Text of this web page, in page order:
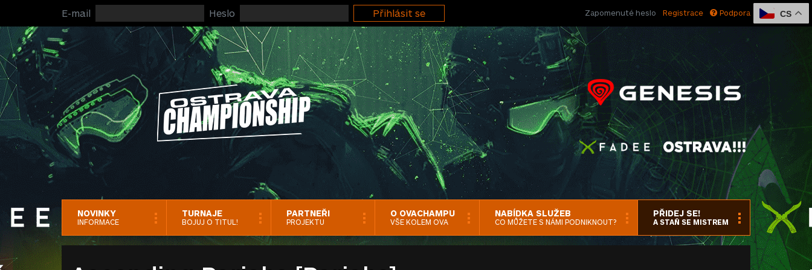
CS
E-mail Heslo Zapomenuté heslo Registrace Podpora
NOVINKY
INFORMACE
TURNAJE
BOJUJ O TITUL!
PARTNEŘI
PROJEKTU
O OVACHAMPU
VŠE KOLEM OVA
NABÍDKA SLUŽEB
CO MŮŽETE S NÁMI PODNIKNOUT?
PŘIDEJ SE!
A STAŇ SE MISTREM